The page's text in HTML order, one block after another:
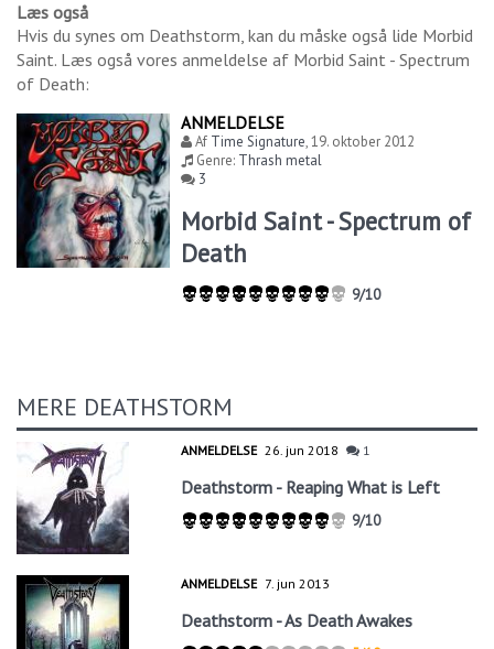
Læs også
Hvis du synes om Deathstorm, kan du måske også lide Morbid
Saint. Læs også vores anmeldelse af Morbid Saint - Spectrum
of Death:
ANMELDELSE
Af Time Signature,19. oktober 2012
Genre: Thrash metal
3
Morbid Saint - Spectrum of
Death
9/10
MERE DEATHSTORM
ANMELDELSE 26. jun 2018 1
Deathstorm - Reaping What is Left
9/10
ANMELDELSE 7. jun 2013
Deathstorm - As Death Awakes